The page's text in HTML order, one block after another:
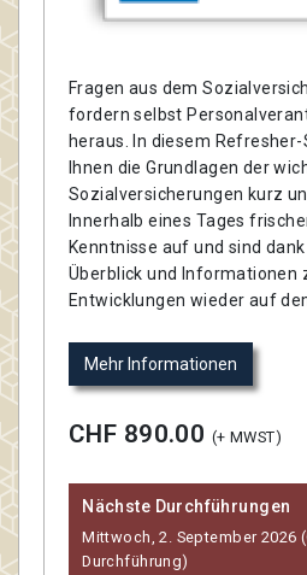
Fragen aus dem
fordern selbst
heraus. In diesem
Ihnen die Grundlagen der
Sozialversicherungen kurz
Innerhalb eines Tages
Kenntnisse auf und sind
Überblick und Informationen
Entwicklungen wieder auf
Mehr Informationen
CHF 890.00 (+ MWST)
Nächste Durchführungen
Mittwoch, 2. September 2026
Durchführung)